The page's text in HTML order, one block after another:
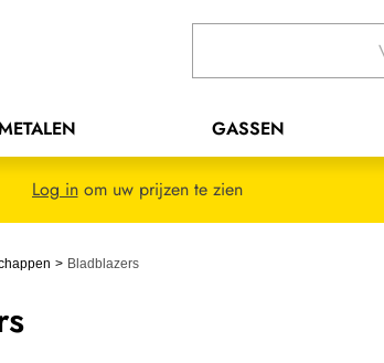
GASSEN
Log inom uw prijzen te zien
Bladblazers